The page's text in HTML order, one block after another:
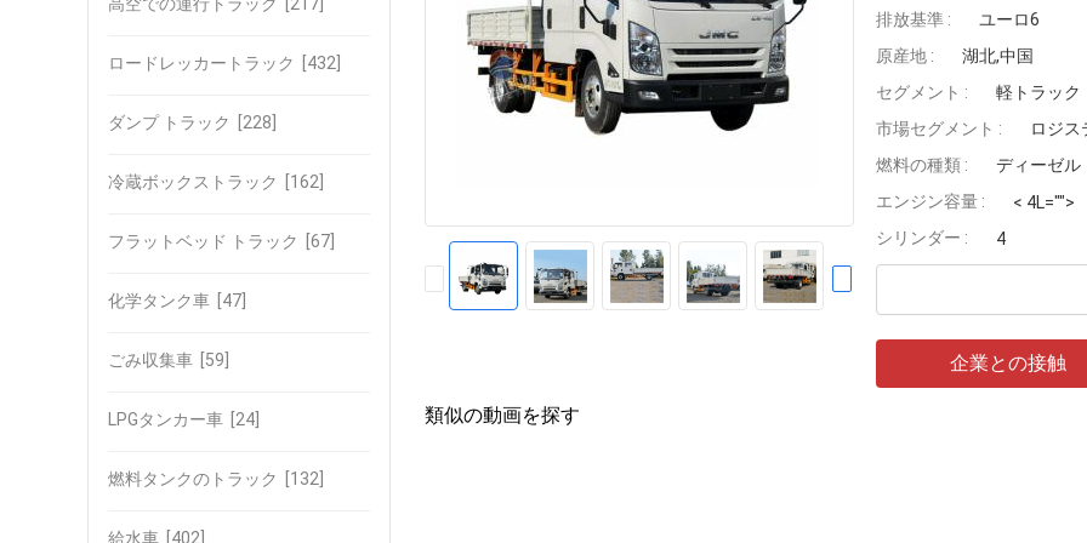
ロードレッカートラック [432]
ダンプ トラック [228]
冷蔵ボックストラック [162]
フラットベッド トラック [67]
化学タンク車 [47]
ごみ収集車 [59]
LPGタンカー車 [24]
燃料タンクのトラック [132]
給水車 [402]
排放基準 :
ユーロ6
原産地 :
湖北,中国
セグメント :
軽トラック
市場セグメント :
ロジス
燃料の種類 :
ディーゼル
エンジン容量 :
< 4L="">
シリンダー :
4
企業との接触
類似の動画を探す